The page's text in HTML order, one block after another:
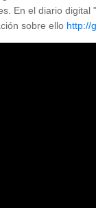
En el diario digital
sobre ello http://